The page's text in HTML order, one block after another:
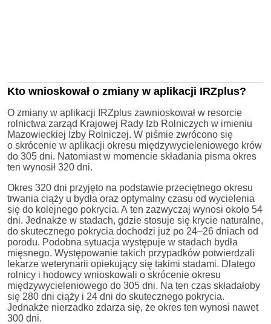
Kto wnioskował o zmiany w aplikacji IRZplus?
O zmiany w aplikacji IRZplus zawnioskował w resorcie
rolnictwa zarząd Krajowej Rady Izb Rolniczych w imieniu
Mazowieckiej Izby Rolniczej. W piśmie zwrócono się
o skrócenie w aplikacji okresu międzywycieleniowego krów
do 305 dni. Natomiast w momencie składania pisma okres
ten wynosił 320 dni.
Okres 320 dni przyjęto na podstawie przeciętnego okresu
trwania ciąży u bydła oraz optymalny czasu od wycielenia
się do kolejnego pokrycia. A ten zazwyczaj wynosi około 54
dni. Jednakże w stadach, gdzie stosuje się krycie naturalne,
do skutecznego pokrycia dochodzi już po 24–26 dniach od
porodu. Podobna sytuacja występuje w stadach bydła
mięsnego. Występowanie takich przypadków potwierdzali
lekarze weterynarii opiekujący się takimi stadami. Dlatego
rolnicy i hodowcy wnioskowali o skrócenie okresu
międzywycieleniowego do 305 dni. Na ten czas składałoby
się 280 dni ciąży i 24 dni do skutecznego pokrycia.
Jednakże nierzadko zdarza się, że okres ten wynosi nawet
300 dni.